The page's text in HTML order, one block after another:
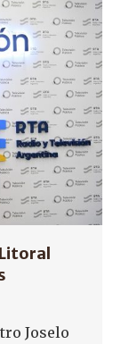
Joselo